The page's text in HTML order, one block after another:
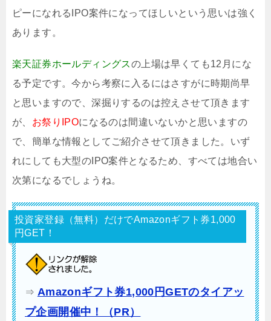
ピーになれるIPO案件になってほしいという思いは強く
あります。
楽天証券ホールディングスの上場は早くても12月にな
る予定です。今から考察に入るにはさすがに時期尚早
と思いますので、深掘りするのは控えさせて頂きます
が、 お祭りIPOになるのは間違いないかと思いますの
で、簡単な情報としてご紹介させて頂きました。いず
れにしても大型のIPO案件となるため、すべては地合い
次第になるでしょうね。
投資家登録（無料）だけでAmazonギフト券1,000
円GET！
⇒ Amazonギフト券1,000円GETのタイアッ
プ企画開催中！（PR）